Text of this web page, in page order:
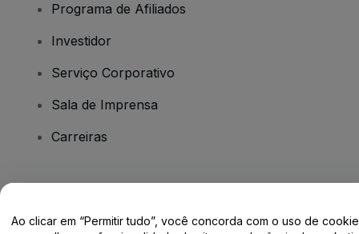
Programa de Afiliados
Investidor
Serviço Corporativo
Sala de Imprensa
Carreiras
Ao clicar em “Permitir tudo”, você concorda com o uso de